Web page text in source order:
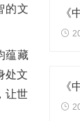
的文
蕴藏
处文
让世